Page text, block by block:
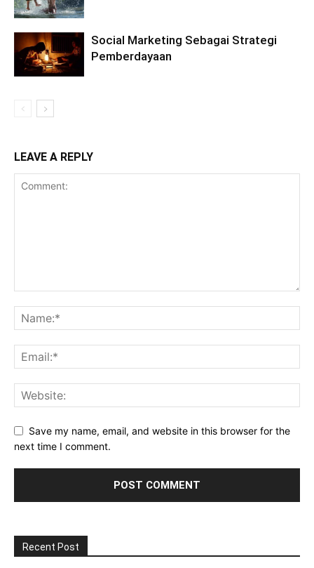
Social Marketing Sebagai Strategi
Pemberdayaan
LEAVE A REPLY
Save my name, email, and website in this browser for the
next time I comment.
Recent Post